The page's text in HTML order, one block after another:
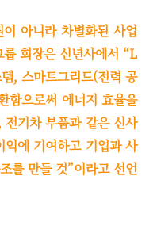
아니라 차별화된 사업
회장은 신년사에서 “L
, 스마트그리드(전력 공
함으로써 에너지 효율을
기차 부품과 같은 신사
에 기여하고 기업과 사
를 만들 것”이라고 선언